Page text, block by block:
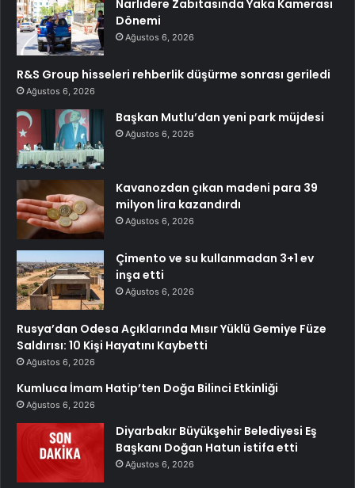
Narlıdere Zabıtasında Yaka Kamerası
Dönemi
Ağustos 6, 2026
R&S Group hisseleri rehberlik düşürme sonrası geriledi
Ağustos 6, 2026
Başkan Mutlu’dan yeni park müjdesi
Ağustos 6, 2026
Kavanozdan çıkan madeni para 39
milyon lira kazandırdı
Ağustos 6, 2026
Çimento ve su kullanmadan 3+1 ev
inşa etti
Ağustos 6, 2026
Rusya’dan Odesa Açıklarında Mısır Yüklü Gemiye Füze
Saldırısı: 10 Kişi Hayatını Kaybetti
Ağustos 6, 2026
Kumluca İmam Hatip’ten Doğa Bilinci Etkinliği
Ağustos 6, 2026
Diyarbakır Büyükşehir Belediyesi Eş
Başkanı Doğan Hatun istifa etti
Ağustos 6, 2026